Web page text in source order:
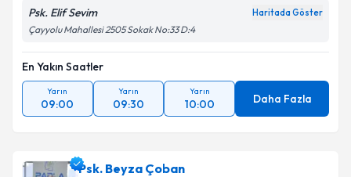
Psk. Elif Sevim Haritada Göster
Çayyolu Mahallesi 2505 Sokak No:33 D:4
En Yakın Saatler
Yarın
09:00
Yarın
09:30
Yarın
10:00 Daha Fazla
Psk. Beyza Çoban